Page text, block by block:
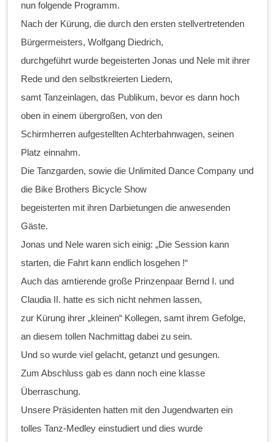
nun folgende Programm.
Nach der Kürung, die durch den ersten stellvertretenden
Bürgermeisters, Wolfgang Diedrich,
durchgeführt wurde begeisterten Jonas und Nele mit ihrer
Rede und den selbstkreierten Liedern,
samt Tanzeinlagen, das Publikum, bevor es dann hoch
oben in einem übergroßen, von den
Schirmherren aufgestellten Achterbahnwagen, seinen
Platz einnahm.
Die Tanzgarden, sowie die Unlimited Dance Company und
die Bike Brothers Bicycle Show
begeisterten mit ihren Darbietungen die anwesenden
Gäste.
Jonas und Nele waren sich einig: „Die Session kann
starten, die Fahrt kann endlich losgehen !“
Auch das amtierende große Prinzenpaar Bernd I. und
Claudia II. hatte es sich nicht nehmen lassen,
zur Kürung ihrer „kleinen“ Kollegen, samt ihrem Gefolge,
an diesem tollen Nachmittag dabei zu sein.
Und so wurde viel gelacht, getanzt und gesungen.
Zum Abschluss gab es dann noch eine klasse
Überraschung.
Unsere Präsidenten hatten mit den Jugendwarten ein
tolles Tanz-Medley einstudiert und dies wurde